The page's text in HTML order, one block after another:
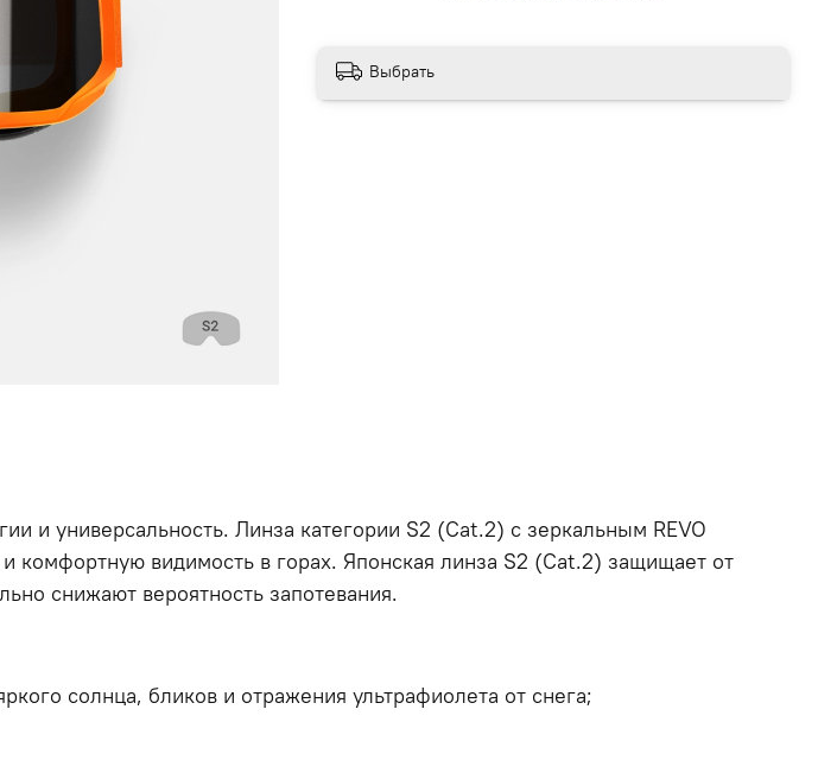
Выбрать
и универсальность. Линза категории S2 (Cat.2) с зеркальным REVO
комфортную видимость в горах. Японская линза S2 (Cat.2) защищает от
снижают вероятность запотевания.
солнца, бликов и отражения ультрафиолета от снега;